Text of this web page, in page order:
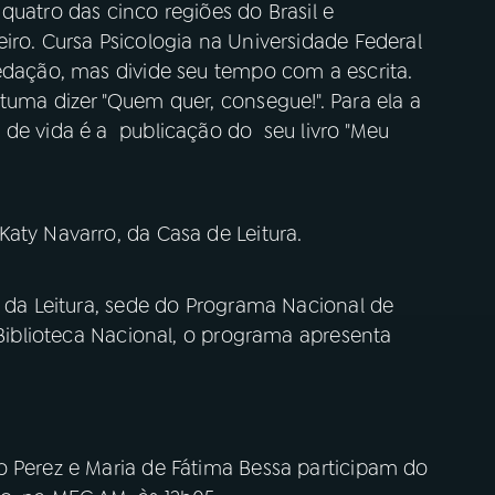
das cinco regiões do Brasil e
Cursa Psicologia na Universidade Federal
mas divide seu tempo com a escrita.
dizer "Quem quer, consegue!". Para ela a
vida é a publicação do seu livro "Meu
Navarro, da Casa de Leitura.
Leitura, sede do Programa Nacional de
Nacional, o programa apresenta
e Maria de Fátima Bessa participam do